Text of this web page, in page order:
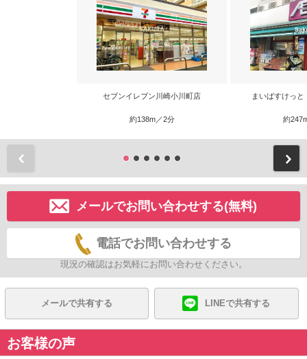
セブンイレブン川崎小川町店
約138m／2分
まいばすけっ
約
メールでお問い合わせする(無料)
電話でお問い合わせする
現況の確認はお気軽にお問い合わせください。
メールで共有する LINEで共有する
お客様の声